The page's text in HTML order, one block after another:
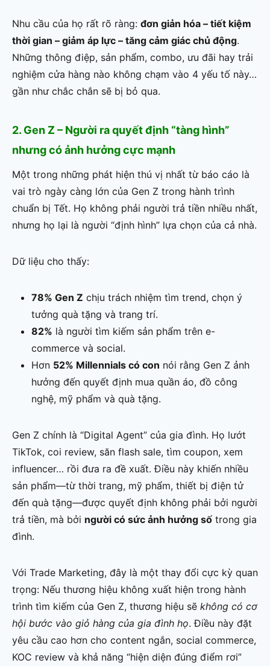
Nhu cầu của họ rất rõ ràng: đơn giản hóa – tiết kiệm
thời gian – giảm áp lực – tăng cảm giác chủ động.
Những thông điệp, sản phẩm, combo, ưu đãi hay trải
nghiệm cửa hàng nào không chạm vào 4 yếu tố này…
gần như chắc chắn sẽ bị bỏ qua.
2. Gen Z – Người ra quyết định “tàng hình”
nhưng có ảnh hưởng cực mạnh
Một trong những phát hiện thú vị nhất từ báo cáo là
vai trò ngày càng lớn của Gen Z trong hành trình
chuẩn bị Tết. Họ không phải người trả tiền nhiều nhất,
nhưng họ lại là người “định hình” lựa chọn của cả nhà.
Dữ liệu cho thấy:
78% Gen Z chịu trách nhiệm tìm trend, chọn ý
tưởng quà tặng và trang trí.
82% là người tìm kiếm sản phẩm trên e-
commerce và social.
Hơn 52% Millennials có con nói rằng Gen Z ảnh
hưởng đến quyết định mua quần áo, đồ công
nghệ, mỹ phẩm và quà tặng.
Gen Z chính là “Digital Agent” của gia đình. Họ lướt
TikTok, coi review, săn flash sale, tìm coupon, xem
influencer… rồi đưa ra đề xuất. Điều này khiến nhiều
sản phẩm—từ thời trang, mỹ phẩm, thiết bị điện tử
đến quà tặng—được quyết định không phải bởi người
trả tiền, mà bởi người có sức ảnh hưởng sốtrong gia
đình.
Với Trade Marketing, đây là một thay đổi cực kỳ quan
trọng: Nếu thương hiệu không xuất hiện trong hành
trình tìm kiếm của Gen Z, thương hiệu sẽ không có cơ
hội bước vào giỏ hàng của gia đình họ. Điều này đặt
yêu cầu cao hơn cho content ngắn, social commerce,
KOC review và khả năng “hiện diện đúng điểm rơi”